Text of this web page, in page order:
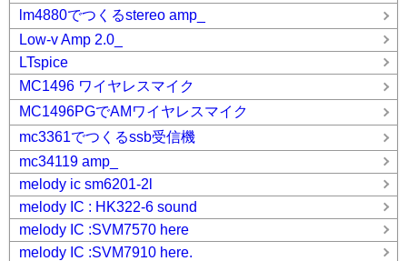
lm4880でつくるstereo amp_
Low-v Amp 2.0_
LTspice
MC1496 ワイヤレスマイク
MC1496PGでAMワイヤレスマイク
mc3361でつくるssb受信機
mc34119 amp_
melody ic sm6201-2l
melody IC : HK322-6 sound
melody IC :SVM7570 here
melody IC :SVM7910 here.